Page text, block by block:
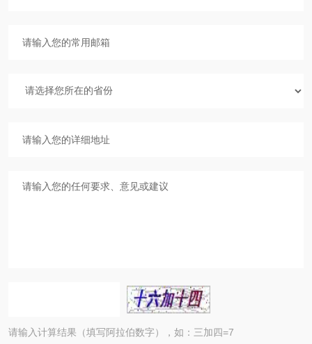
请输入计算结果（填写阿拉伯数字），如：三加四=7